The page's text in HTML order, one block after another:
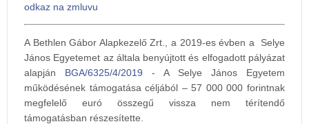
odkaz na zmluvu
A Bethlen Gábor Alapkezelő Zrt., a 2019-es évben a Selye
János Egyetemet az általa benyújtott és elfogadott pályázat
alapján BGA/6325/4/2019 - A Selye János Egyetem
működésének támogatása céljából – 57 000 000 forintnak
megfelelő euró összegű vissza nem térítendő
támogatásban részesítette.